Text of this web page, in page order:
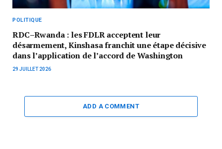
POLITIQUE
RDC–Rwanda : les FDLR acceptent leur
désarmement, Kinshasa franchit une étape décisive
dans l’application de l’accord de Washington
29 JUILLET 2026
ADD A COMMENT